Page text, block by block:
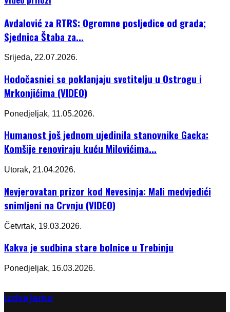
Avdalović za RTRS: Ogromne posljedice od grada;
Sjednica Štaba za...
Srijeda, 22.07.2026.
Hodočasnici se poklanjaju svetitelju u Ostrogu i
Mrkonjićima (VIDEO)
Ponedjeljak, 11.05.2026.
Humanost još jednom ujedinila stanovnike Gacka:
Komšije renoviraju kuću Milovićima...
Utorak, 21.04.2026.
Nevjerovatan prizor kod Nevesinja: Mali medvjedići
snimljeni na Crvnju (VIDEO)
Četvrtak, 19.03.2026.
Kakva je sudbina stare bolnice u Trebinju
Ponedjeljak, 16.03.2026.
Izdvajamo